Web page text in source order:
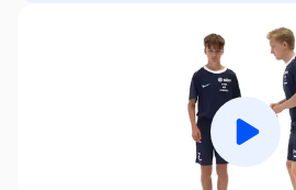
Spill av